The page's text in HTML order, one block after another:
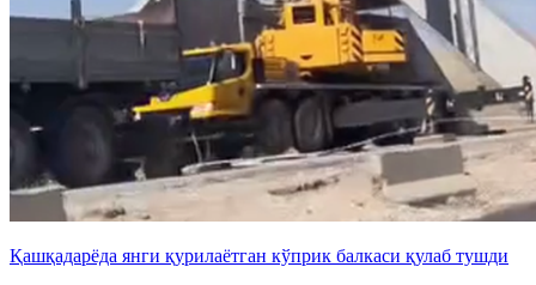
Қашқадарёда янги қурилаётган кўприк балкаси қулаб тушди